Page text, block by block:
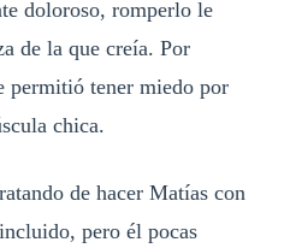
doloroso, romperlo le
de la que creía. Por
permitió tener miedo por
chica.
de hacer Matías con
pero él pocas